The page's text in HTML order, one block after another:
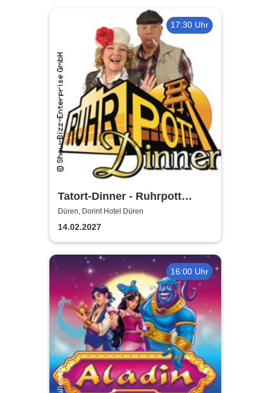
17:30 Uhr
Tatort-Dinner - Ruhrpott
Dinner
Düren, Dorint Hotel Düren
14.02.2027
16:00 Uhr